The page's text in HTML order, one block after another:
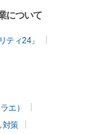
について
ティ24」
エ）
対策